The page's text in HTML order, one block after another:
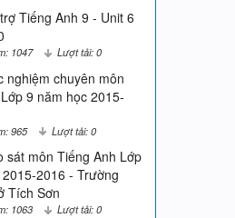
Tiếng Anh 9 - Unit 6
1047 Lượt tải: 0
nghiệm chuyên môn
9 năm học 2015-
965 Lượt tải: 0
sát môn Tiếng Anh Lớp
2016 - Trường
Tích Sơn
1063 Lượt tải: 0